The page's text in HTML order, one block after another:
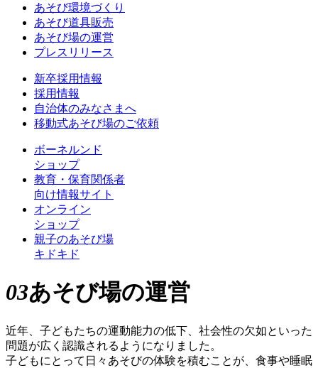
あそび環境づくり
あそび道具販売
あそび場の運営
プレスリリース
新卒採用情報
採用情報
自治体のみなさまへ
移動式あそび場のご依頼
ボーネルンド
ショップ
教育・保育関係者
向け情報サイト
オンライン
ショップ
親子のあそび場
キドキド
03あそび場の運営
近年、子どもたちの運動能力の低下、社会性の欠如といった
問題が広く認識されるようになりました。
子どもにとって日々あそびの体験を積むことが、食事や睡眠